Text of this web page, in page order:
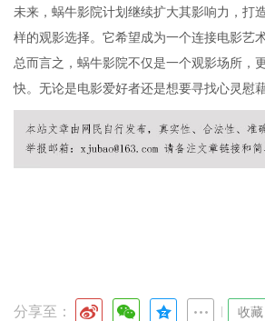
未来，蜗牛影院计划继续扩大其影响力，打
样的观影选择。它希望成为一个连接电影艺
总而言之，蜗牛影院不仅是一个观影场所，
快。无论是电影爱好者还是想要寻找心灵慰
分享至： 收藏